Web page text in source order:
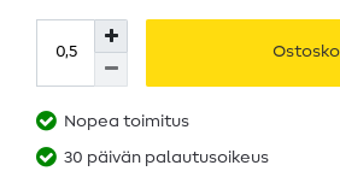
Nopea toimitus
30 päivän palautusoikeus